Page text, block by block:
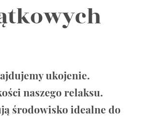
kup ten
numer
kup ten
numer
ukojenie.
naszego relaksu.
środowisko idealne do